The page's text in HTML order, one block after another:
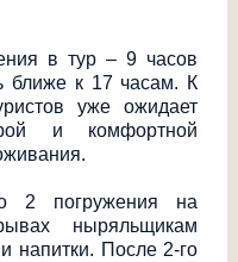
в тур – 9 часов
ближе к 17 часам. К
уже ожидает
и комфортной
2 погружения на
ныряльщикам
напитки. После 2-го